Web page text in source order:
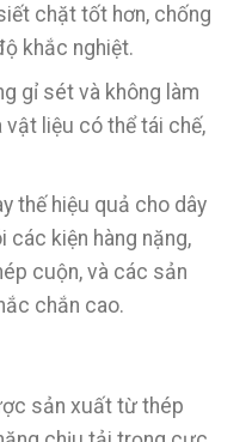
chặt tốt hơn, chống
khắc nghiệt.
gỉ sét và không làm
vật liệu có thể tái chế,
thế hiệu quả cho dây
các kiện hàng nặng,
cuộn, và các sản
chắn cao.
sản xuất từ thép